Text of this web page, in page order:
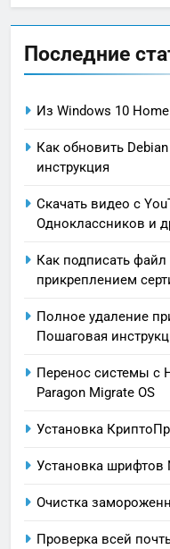
Последние
Из Windows 10
Как обновить
инструкция
Скачать видео с
Oдноклассников и
Как подписать
прикреплением
Полное удаление
Пошаговая
Перенос системы с
Paragon Migrate OS
Установка
Установка шрифтов
Очистка
Проверка всей